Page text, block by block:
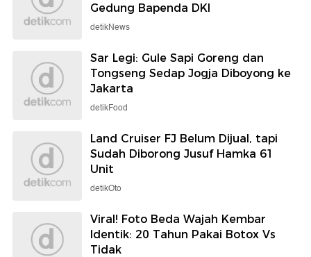
Gedung Bapenda DKI
detikNews
Sar Legi: Gule Sapi Goreng dan
Tongseng Sedap Jogja Diboyong ke
Jakarta
detikFood
Land Cruiser FJ Belum Dijual, tapi
Sudah Diborong Jusuf Hamka 61
Unit
detikOto
Viral! Foto Beda Wajah Kembar
Identik: 20 Tahun Pakai Botox Vs
Tidak